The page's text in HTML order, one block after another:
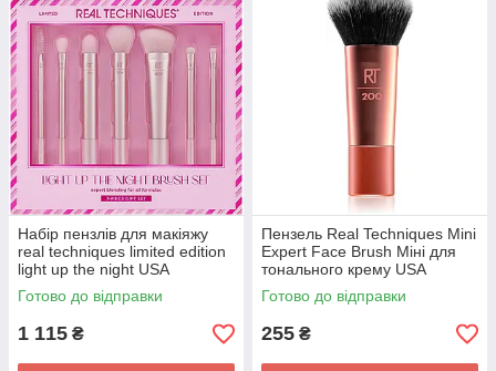
Набір пензлів для макіяжу
real techniques limited edition
light up the night USA
Готово до відправки
1 115 ₴
Пензель Real Techniques Mini
Expert Face Brush Міні для
тонального крему USA
Готово до відправки
255 ₴